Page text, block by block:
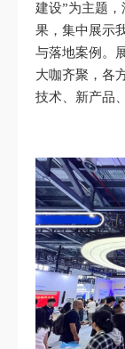
建设”为主题
果，集中展示
与落地案例。
大咖齐聚，各
技术、新产品